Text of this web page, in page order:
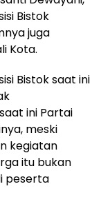
Bistok
juga
Kota.
Bistok saat ini
ini Partai
meski
kegiatan
itu bukan
peserta